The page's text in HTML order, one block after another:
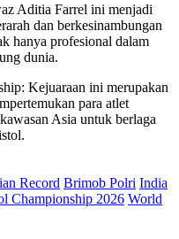
Aditia Farrel ini menjadi
dan berkesinambungan
hanya profesional dalam
dunia.
Kejuaraan ini merupakan
para atlet
Asia untuk berlaga
Record Brimob Polri India
Championship 2026 World